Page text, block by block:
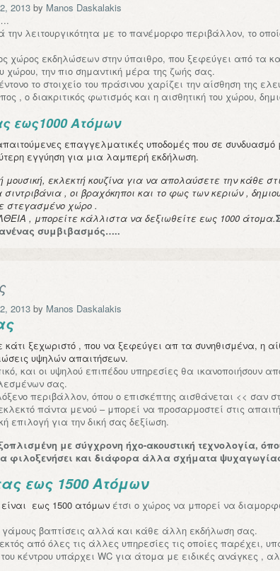
2013 by Manos Daskalakis
την λειτουργικότητα με το πανέμορφο περιβάλλον, το
χώρος εκδηλώσεων στην ύπαιθρο, που ξεφεύγει από τα
χώρου, την πιο σημαντική μέρα της ζωής σας.
το στοιχείο του πράσινου χαρίζει την αίσθηση της
, ο διακριτικός φωτισμός και η αισθητική του χώρου,
εως1000 Ατόμων
επαγγελματικές υποδομές που σε συνδυασμό
εγγύηση για μια λαμπερή εκδήλωση.
εκλεκτή κουζίνα για να απολαύσετε την κάθε
, οι βραχόκηποι και το φως των κεριών ,
στεγασμένο χώρο .
, μπορείτε κάλλιστα να δεξιωθείτε εως 1000 άτομα.
συμβιβασμός…..
2013 by Manos Daskalakis
κάτι ξεχωριστό , που να ξεφεύγει απ τα συνηθισμένα, η
υψηλών απαιτήσεων.
και οι υψηλού επιπέδου υπηρεσίες θα ικανοποιήσουν
σας.
περιβάλλον, όπου ο επισκέπτης αισθάνεται << σαν
πάντα μενού – μπορεί να προσαρμοστεί στις
επιλογή για την δική σας δεξίωση.
με σύγχρονη ήχο-ακουστική τεχνολογία,
φιλοξενήσει και διάφορα άλλα σχήματα
εως 1500 Ατόμων
είναι εως 1500 ατόμων έτσι ο χώρος να μπορεί να
γάμους βαπτίσεις αλλά και κάθε άλλη εκδήλωση σας.
εκτός από όλες τις άλλες υπηρεσίες τις οποίες παρέχει,
του κέντρου υπάρχει WC για άτομα με ειδικές ανάγκες ,